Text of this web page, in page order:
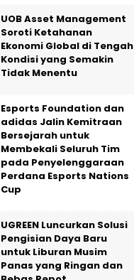
UOB Asset Management
Soroti Ketahanan
Ekonomi Global di Tengah
Kondisi yang Semakin
Tidak Menentu
Esports Foundation dan
adidas Jalin Kemitraan
Bersejarah untuk
Membekali Seluruh Tim
pada Penyelenggaraan
Perdana Esports Nations
Cup
UGREEN Luncurkan Solusi
Pengisian Daya Baru
untuk Liburan Musim
Panas yang Ringan dan